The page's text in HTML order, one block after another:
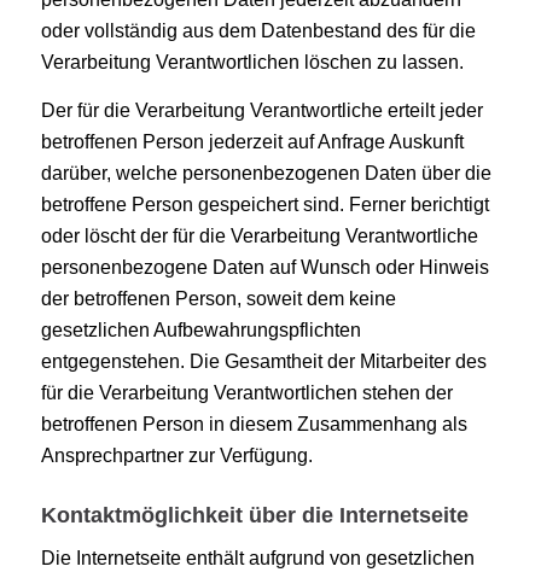
oder vollständig aus dem Datenbestand des für die
Verarbeitung Verantwortlichen löschen zu lassen.
Der für die Verarbeitung Verantwortliche erteilt jeder
betroffenen Person jederzeit auf Anfrage Auskunft
darüber, welche personenbezogenen Daten über die
betroffene Person gespeichert sind. Ferner berichtigt
oder löscht der für die Verarbeitung Verantwortliche
personenbezogene Daten auf Wunsch oder Hinweis
der betroffenen Person, soweit dem keine
gesetzlichen Aufbewahrungspflichten
entgegenstehen. Die Gesamtheit der Mitarbeiter des
für die Verarbeitung Verantwortlichen stehen der
betroffenen Person in diesem Zusammenhang als
Ansprechpartner zur Verfügung.
Kontaktmöglichkeit über die Internetseite
Die Internetseite enthält aufgrund von gesetzlichen